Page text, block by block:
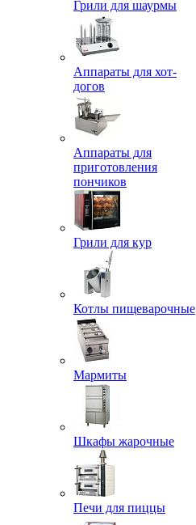
Грили для шаурмы
Аппараты для хот-
догов
Аппараты для
приготовления
пончиков
Грили для кур
Котлы пищеварочные
Мармиты
Шкафы жарочные
Печи для пиццы